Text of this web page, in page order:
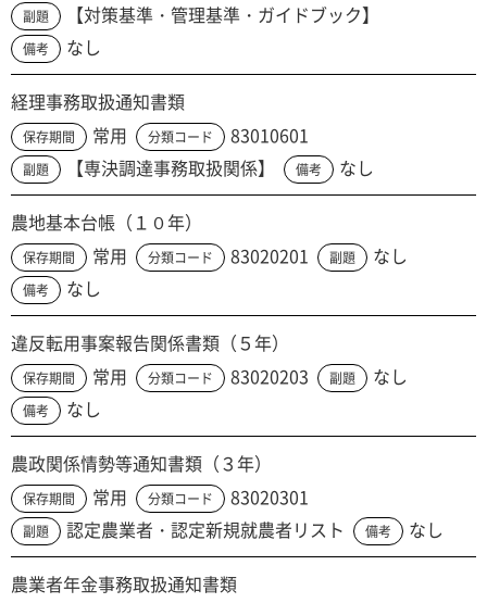
副題 【対策基準・管理基準・ガイドブック】
備考 なし
経理事務取扱通知書類
保存期間 常用 分類コード 83010601
副題 【専決調達事務取扱関係】 備考 なし
農地基本台帳（１０年）
保存期間 常用 分類コード 83020201 副題 なし
備考 なし
違反転用事案報告関係書類（５年）
保存期間 常用 分類コード 83020203 副題 なし
備考 なし
農政関係情勢等通知書類（３年）
保存期間 常用 分類コード 83020301
副題 認定農業者・認定新規就農者リスト 備考 なし
農業者年金事務取扱通知書類